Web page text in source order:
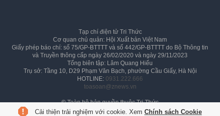
Tạp chí điện tử Tri Thức
Cơ quan chủ quản: Hội Xuất bản Việt Nam
Giấy phép báo chí: số 75/GP-BTTTT và số 442/GP-BTTTT do Bộ Thông tin
và Truyền thông cấp ngày 26/02/2020 và ngày 29/11/2023
Tổng biên tập: Lâm Quang Hiếu
Trụ sở: Tầng 10, D29 Phạm Văn Bạch, phường Cầu Giấy, Hà Nội
HOTLINE: 0931.222.666
toasoan@znews.vn
©Toàn bộ bản quyền thuộc Tri Thức
Cải thiện trải nghiệm với cookie. Xem Chính sách Cookie